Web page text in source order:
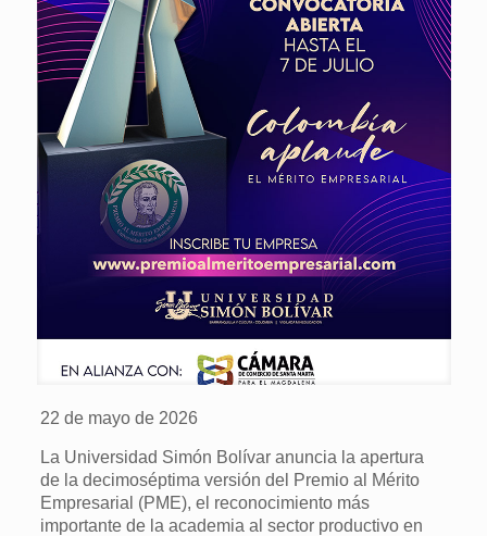
22 de mayo de 2026
La Universidad Simón Bolívar anuncia la apertura
de la decimoséptima versión del Premio al Mérito
Empresarial (PME), el reconocimiento más
importante de la academia al sector productivo en